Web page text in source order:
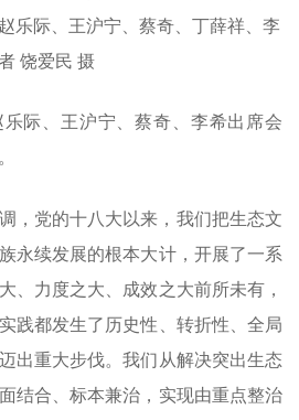
乐际、王沪宁、蔡奇、丁薛祥、李
饶爱民 摄
际、王沪宁、蔡奇、李希出席会
，党的十八大以来，我们把生态文
永续发展的根本大计，开展了一系
、力度之大、成效之大前所未有，
践都发生了历史性、转折性、全局
出重大步伐。我们从解决突出生态
结合、标本兼治，实现由重点整治